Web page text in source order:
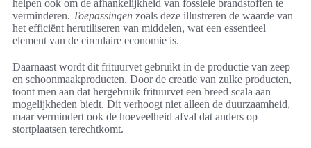
helpen ook om de afhankelijkheid van fossiele brandstoffen te
verminderen. Toepassingen zoals deze illustreren de waarde van
het efficiënt herutiliseren van middelen, wat een essentieel
element van de circulaire economie is.
Daarnaast wordt dit frituurvet gebruikt in de productie van zeep
en schoonmaakproducten. Door de creatie van zulke producten,
toont men aan dat hergebruik frituurvet een breed scala aan
mogelijkheden biedt. Dit verhoogt niet alleen de duurzaamheid,
maar vermindert ook de hoeveelheid afval dat anders op
stortplaatsen terechtkomt.